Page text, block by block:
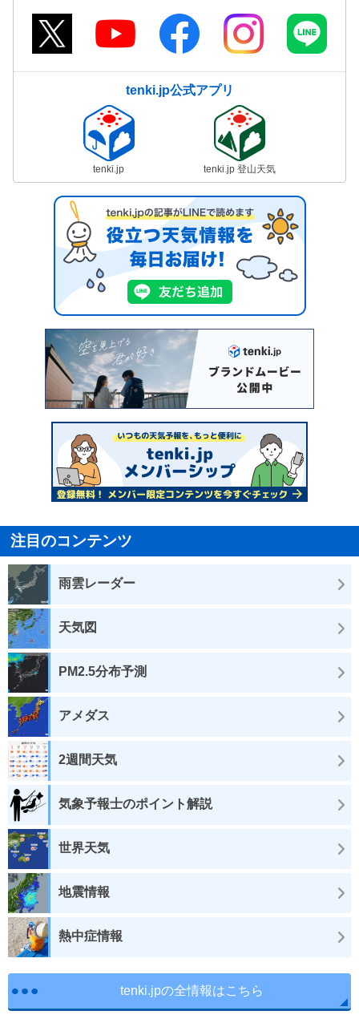
tenki.jp公式アプリ
tenki.jp tenki.jp 登山天気
注目のコンテンツ
雨雲レーダー
天気図
PM2.5分布予測
アメダス
2週間天気
気象予報士のポイント解説
世界天気
地震情報
熱中症情報
tenki.jpの全情報はこちら